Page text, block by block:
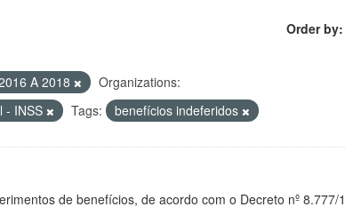
Order by
A 2018
Organizations:
- INSS
Tags: benefícios indeferidos
de benefícios, de acordo com o Decreto nº 8.777/